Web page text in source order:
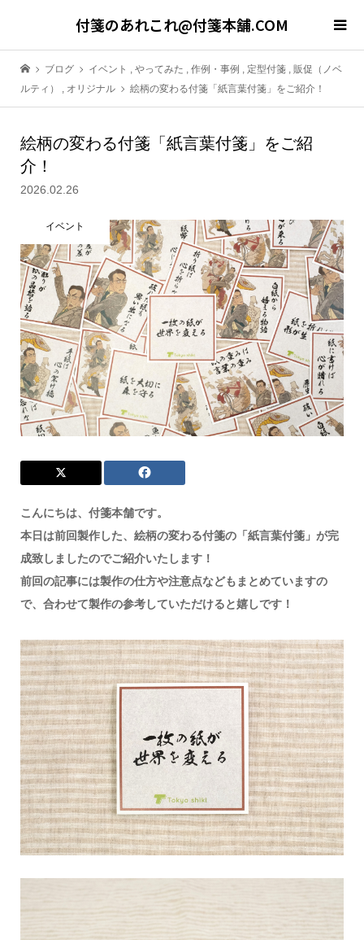
付箋のあれこれ@付箋本舗.COM
ブログ イベント , やってみた , 作例・事例 , 定型付箋 , 販促（ノベ
ルティ）
, オリジナル 絵柄の変わる付箋「紙言葉付箋」をご紹介！
絵柄の変わる付箋「紙言葉付箋」をご紹
介！
2026.02.26
イベント
こんにちは、付箋本舗です。
本日は前回製作した、絵柄の変わる付箋の「紙言葉付箋」が完
成致しましたのでご紹介いたします！
前回の記事には製作の仕方や注意点などもまとめていますの
で、合わせて製作の参考していただけると嬉しです！